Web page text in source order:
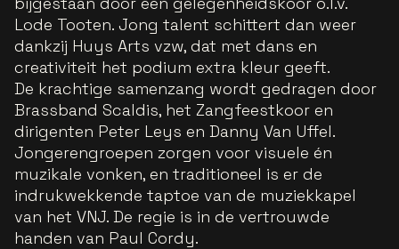
Lode Tooten. Jong talent schittert dan weer
dankzij Huys Arts vzw, dat met dans en
creativiteit het podium extra kleur geeft.
De krachtige samenzang wordt gedragen door
Brassband Scaldis, het Zangfeestkoor en
dirigenten Peter Leys en Danny Van Uffel.
Jongerengroepen zorgen voor visuele én
muzikale vonken, en traditioneel is er de
indrukwekkende taptoe van de muziekkapel
van het VNJ. De regie is in de vertrouwde
handen van Paul Cordy.